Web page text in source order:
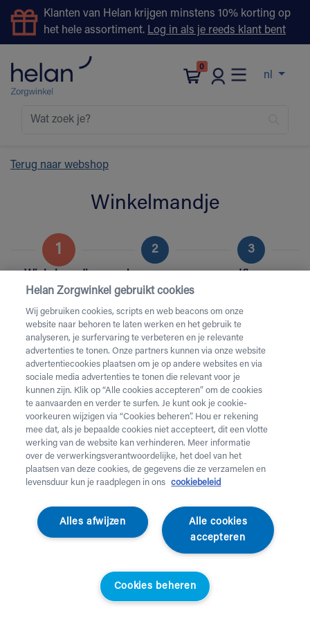
Klanten van Helan krijgen minstens 10% korting op
het hele assortiment. Log in als je reeds klant bent
0
nl
Terug naar webshop
Winkelmandje
1 2 3
Je winkelmandje is leeg!
Terug naar webshop
Helan Zorgwinkel gebruikt cookies
Wij gebruiken cookies, scripts en web beacons om onze
website naar behoren te laten werken en het gebruik te
analyseren, je surfervaring te verbeteren en je relevante
advertenties te tonen. Onze partners kunnen via onze website
advertentiecookies plaatsen om je op andere websites en via
sociale media advertenties te tonen die relevant voor je
kunnen zijn. Klik op “Alle cookies accepteren” om de cookies
te aanvaarden en verder te surfen. Je kunt ook je cookie-
voorkeuren wijzigen via “Cookies beheren”. Hou er rekening
mee dat, als je bepaalde cookies niet accepteert, dit een vlotte
werking van de website kan verhinderen. Meer informatie
over de verwerkingsverantwoordelijke, het doel van het
plaatsen van deze cookies, de gegevens die ze verzamelen en
levensduur kun je raadplegen in ons
cookiebeleid
Alle cookies
accepteren
Alles afwijzen
Cookies beheren